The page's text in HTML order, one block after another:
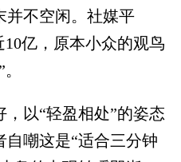
并不空闲。社媒平
亿，原本小众的观鸟
以“轻盈相处”的姿态
嘲这是“适合三分钟